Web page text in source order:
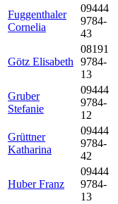
Fuggenthaler
Cornelia
09444
9784-
43
Götz Elisabeth
08191
9784-
13
Gruber
Stefanie
09444
9784-
12
Grüttner
Katharina
09444
9784-
42
Huber Franz
09444
9784-
13